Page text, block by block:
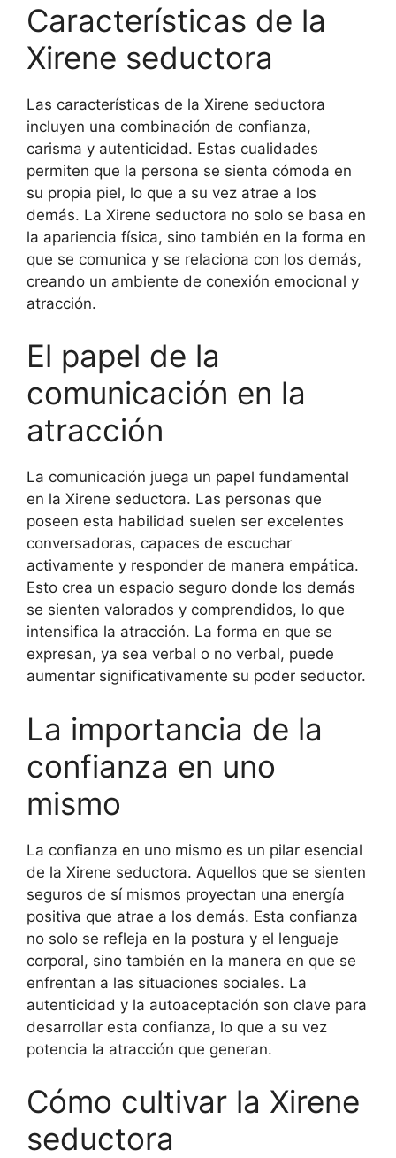
Características de la
Xirene seductora
Las características de la Xirene seductora
incluyen una combinación de confianza,
carisma y autenticidad. Estas cualidades
permiten que la persona se sienta cómoda en
su propia piel, lo que a su vez atrae a los
demás. La Xirene seductora no solo se basa en
la apariencia física, sino también en la forma en
que se comunica y se relaciona con los demás,
creando un ambiente de conexión emocional y
atracción.
El papel de la
comunicación en la
atracción
La comunicación juega un papel fundamental
en la Xirene seductora. Las personas que
poseen esta habilidad suelen ser excelentes
conversadoras, capaces de escuchar
activamente y responder de manera empática.
Esto crea un espacio seguro donde los demás
se sienten valorados y comprendidos, lo que
intensifica la atracción. La forma en que se
expresan, ya sea verbal o no verbal, puede
aumentar significativamente su poder seductor.
La importancia de la
confianza en uno
mismo
La confianza en uno mismo es un pilar esencial
de la Xirene seductora. Aquellos que se sienten
seguros de sí mismos proyectan una energía
positiva que atrae a los demás. Esta confianza
no solo se refleja en la postura y el lenguaje
corporal, sino también en la manera en que se
enfrentan a las situaciones sociales. La
autenticidad y la autoaceptación son clave para
desarrollar esta confianza, lo que a su vez
potencia la atracción que generan.
Cómo cultivar la Xirene
seductora